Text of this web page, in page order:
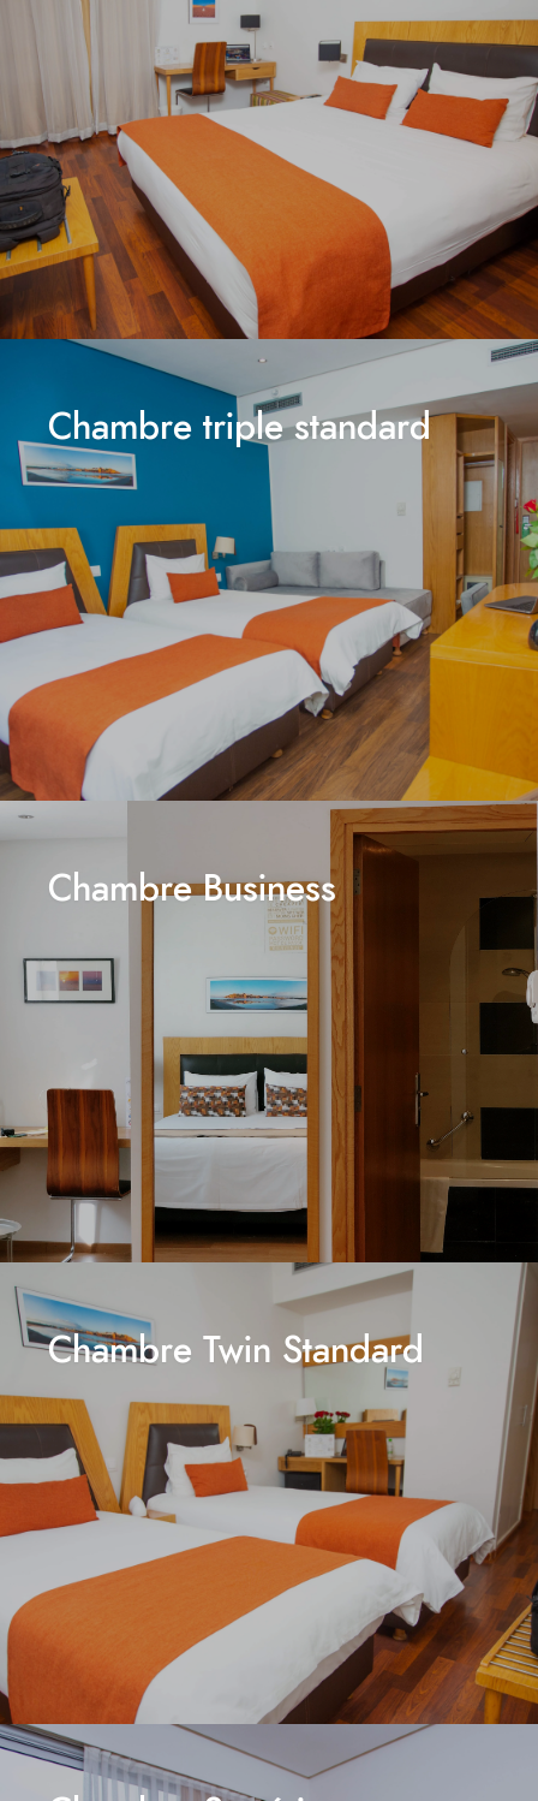
Chambre triple standard
Chambre Business
Chambre Twin Standard